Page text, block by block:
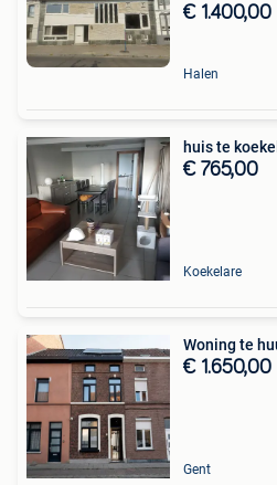
€ 1.400,00
Halen
huis te
€ 765,00
Koekelare
Woning te
€ 1.650,00
Gent